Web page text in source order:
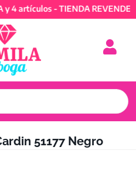
artículos - TIENDA
51177 Negro